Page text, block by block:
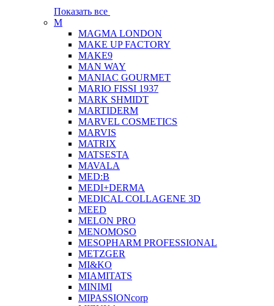
Показать все
M
MAGMA LONDON
MAKE UP FACTORY
MAKE9
MAN WAY
MANIAC GOURMET
MARIO FISSI 1937
MARK SHMIDT
MARTIDERM
MARVEL COSMETICS
MARVIS
MATRIX
MATSESTA
MAVALA
MED:B
MEDI+DERMA
MEDICAL COLLAGENE 3D
MEED
MELON PRO
MENOMOSO
MESOPHARM PROFESSIONAL
METZGER
MI&KO
MIAMITATS
MINIMI
MIPASSIONcorp